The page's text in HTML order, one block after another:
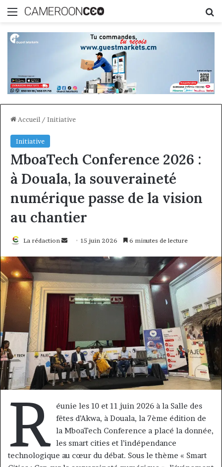
Menu
Accueil / Initiative
Initiative
MboaTech Conference 2026 :
à Douala, la souveraineté
numérique passe de la vision
au chantier
La rédaction
Envoyer
courriel
15 juin 2026 6 minutes de lecture
R
éunie les 10 et 11 juin 2026 à la Salle des
fêtes d’Akwa, à Douala, la 7ème édition de
la MboaTech Conference a placé la donnée,
les smart cities et l’indépendance
technologique au cœur du débat. Sous le thème « Smart